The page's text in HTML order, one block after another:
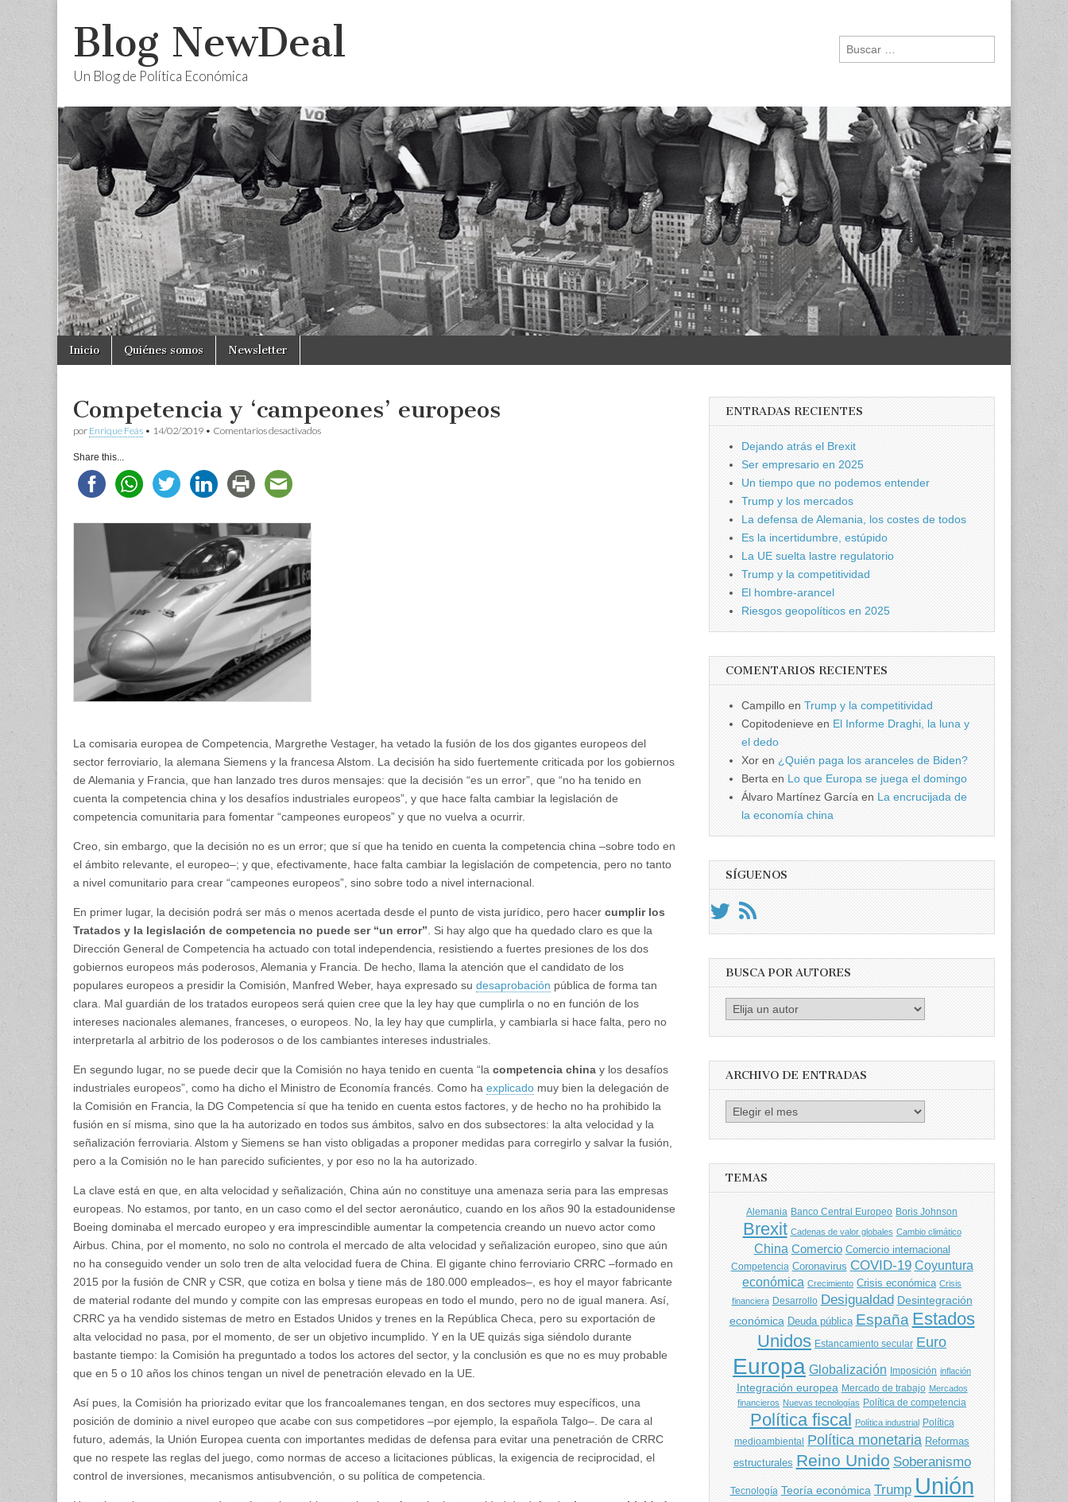
Blog NewDeal
Un Blog de Política Económica
Buscar:
Main
menu
Skip
Inicio Quiénes somos Newsletter
Competencia y ‘campeones’ europeos
por Enrique Feás • 14/02/2019 • Comentarios desactivadosen
Share this...
La comisaria europea de Competencia, Margrethe Vestager, ha vetado la fusión de los dos gigantes europeos del
sector ferroviario, la alemana Siemens y la francesa Alstom. La decisión ha sido fuertemente criticada por los gobiernos
de Alemania y Francia, que han lanzado tres duros mensajes: que la decisión “es un error”, que “no ha tenido en
cuenta la competencia china y los desafíos industriales europeos”, y que hace falta cambiar la legislación de
competencia comunitaria para fomentar “campeones europeos” y que no vuelva a ocurrir.
Creo, sin embargo, que la decisión no es un error; que sí que ha tenido en cuenta la competencia china –sobre todo en
el ámbito relevante, el europeo–; y que, efectivamente, hace falta cambiar la legislación de competencia, pero no tanto
a nivel comunitario para crear “campeones europeos”, sino sobre todo a nivel internacional.
En primer lugar, la decisión podrá ser más o menos acertada desde el punto de vista jurídico, pero hacer cumplir los
Tratados y la legislación de competencia no puede ser “un error” . Si hay algo que ha quedado claro es que la
Dirección General de Competencia ha actuado con total independencia, resistiendo a fuertes presiones de los dos
gobiernos europeos más poderosos, Alemania y Francia. De hecho, llama la atención que el candidato de los
populares europeos a presidir la Comisión, Manfred Weber, haya expresado su desaprobación pública de forma tan
clara. Mal guardián de los tratados europeos será quien cree que la ley hay que cumplirla o no en función de los
intereses nacionales alemanes, franceses, o europeos. No, la ley hay que cumplirla, y cambiarla si hace falta, pero no
interpretarla al arbitrio de los poderosos o de los cambiantes intereses industriales.
En segundo lugar, no se puede decir que la Comisión no haya tenido en cuenta “la competencia china y los desafíos
industriales europeos”, como ha dicho el Ministro de Economía francés. Como ha explicado muy bien la delegación de
la Comisión en Francia, la DG Competencia sí que ha tenido en cuenta estos factores, y de hecho no ha prohibido la
fusión en sí misma, sino que la ha autorizado en todos sus ámbitos, salvo en dos subsectores: la alta velocidad y la
señalización ferroviaria. Alstom y Siemens se han visto obligadas a proponer medidas para corregirlo y salvar la fusión,
pero a la Comisión no le han parecido suficientes, y por eso no la ha autorizado.
La clave está en que, en alta velocidad y señalización, China aún no constituye una amenaza seria para las empresas
europeas. No estamos, por tanto, en un caso como el del sector aeronáutico, cuando en los años 90 la estadounidense
Boeing dominaba el mercado europeo y era imprescindible aumentar la competencia creando un nuevo actor como
Airbus. China, por el momento, no solo no controla el mercado de alta velocidad y señalización europeo, sino que aún
no ha conseguido vender un solo tren de alta velocidad fuera de China. El gigante chino ferroviario CRRC –formado en
2015 por la fusión de CNR y CSR, que cotiza en bolsa y tiene más de 180.000 empleados–, es hoy el mayor fabricante
de material rodante del mundo y compite con las empresas europeas en todo el mundo, pero no de igual manera. Así,
CRRC ya ha vendido sistemas de metro en Estados Unidos y trenes en la República Checa, pero su exportación de
alta velocidad no pasa, por el momento, de ser un objetivo incumplido. Y en la UE quizás siga siéndolo durante
bastante tiempo: la Comisión ha preguntado a todos los actores del sector, y la conclusión es que no es muy probable
que en 5 o 10 años los chinos tengan un nivel de penetración elevado en la UE.
Así pues, la Comisión ha priorizado evitar que los francoalemanes tengan, en dos sectores muy específicos, una
posición de dominio a nivel europeo que acabe con sus competidores –por ejemplo, la española Talgo–. De cara al
futuro, además, la Unión Europea cuenta con importantes medidas de defensa para evitar una penetración de CRRC
que no respete las reglas del juego, como normas de acceso a licitaciones públicas, la exigencia de reciprocidad, el
control de inversiones, mecanismos antisubvención, o su política de competencia.
ENTRADAS RECIENTES
Dejando atrás el Brexit
Ser empresario en 2025
Un tiempo que no podemos entender
Trump y los mercados
La defensa de Alemania, los costes de todos
Es la incertidumbre, estúpido
La UE suelta lastre regulatorio
Trump y la competitividad
El hombre-arancel
Riesgos geopolíticos en 2025
COMENTARIOS RECIENTES
Campillo enTrump y la competitividad
Copitodenieve en El Informe Draghi, la luna y
el dedo
Xor en ¿Quién paga los aranceles de Biden?
Berta en Lo que Europa se juega el domingo
Álvaro Martínez García en La encrucijada de
la economía china
SÍGUENOS
BUSCA POR AUTORES
Busca
por
ARCHIVO DE ENTRADAS
Archivo
TEMAS
Alemania Banco Central Europeo Boris Johnson
Brexit Cadenas de valor globales Cambio climático
China Comercio Comercio internacional
Competencia Coronavirus COVID-19 Coyuntura
económica Crecimiento Crisis económica Crisis
financiera Desarrollo Desigualdad Desintegración
económica Deuda pública España Estados
Unidos Estancamiento secular Euro
Europa Globalización Imposición inflación
Integración europea Mercado de trabajo Mercados
financieros Nuevas tecnologías Política de competencia
Política fiscal Política industrial Política
medioambiental Política monetaria Reformas
estructurales Reino Unido Soberanismo
Tecnología Teoría económica Trump Unión